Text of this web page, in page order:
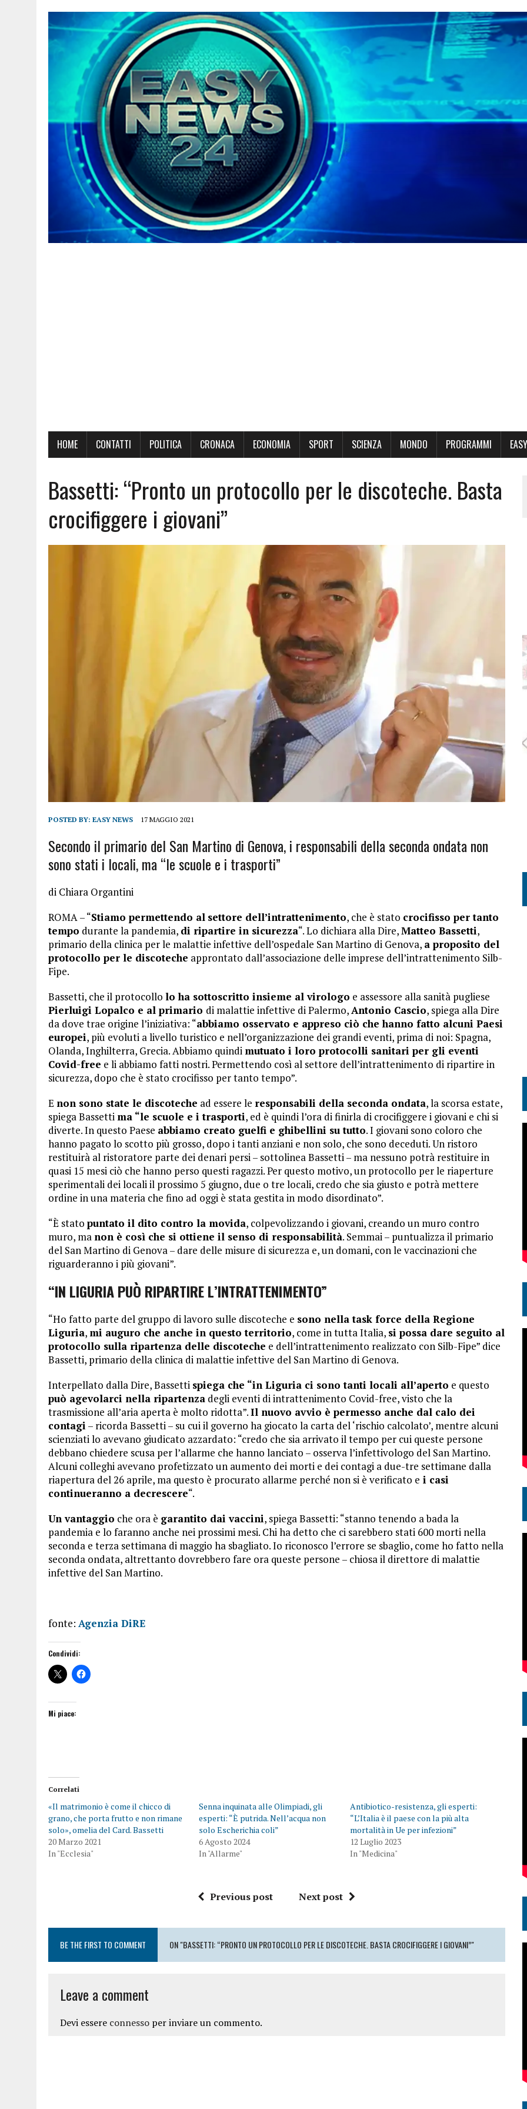
HOME CONTATTI POLITICA CRONACA ECONOMIA SPORT SCIENZA MONDO PROGRAMMI
Bassetti: “Pronto un protocollo per le discoteche. Basta
crocifiggere i giovani”
POSTED BY: EASY NEWS 17 MAGGIO 2021
Secondo il primario del San Martino di Genova, i responsabili della seconda ondata non
sono stati i locali, ma “le scuole e i trasporti”
di Chiara Organtini
ROMA – “Stiamo permettendo al settore dell’intrattenimento, che è stato crocifisso per tanto
tempo durante la pandemia, di ripartire in sicurezza“. Lo dichiara alla Dire,Matteo Bassetti,
primario della clinica per le malattie infettive dell’ospedale San Martino di Genova, a proposito del
protocollo per le discoteche approntato dall’associazione delle imprese dell’intrattenimento Silb-
Fipe.
Bassetti, che il protocollo lo ha sottoscritto insieme al virologo e assessore alla sanità pugliese
Pierluigi Lopalco e al primario di malattie infettive di Palermo,Antonio Cascio, spiega alla Dire
da dove trae origine l’iniziativa: “abbiamo osservato e appreso ciò che hanno fatto alcuni Paesi
europei, più evoluti a livello turistico e nell’organizzazione dei grandi eventi, prima di noi: Spagna,
Olanda, Inghilterra, Grecia. Abbiamo quindi mutuato i loro protocolli sanitari per gli eventi
Covid-free e li abbiamo fatti nostri. Permettendo così al settore dell’intrattenimento di ripartire in
sicurezza, dopo che è stato crocifisso per tanto tempo”.
E non sono state le discoteche ad essere le responsabili della seconda ondata, la scorsa estate,
spiega Bassetti ma “le scuole e i trasporti, ed è quindi l’ora di finirla di crocifiggere i giovani e chi si
diverte. In questo Paese abbiamo creato guelfi e ghibellini su tutto. I giovani sono coloro che
hanno pagato lo scotto più grosso, dopo i tanti anziani e non solo, che sono deceduti. Un ristoro
restituirà al ristoratore parte dei denari persi – sottolinea Bassetti – ma nessuno potrà restituire in
quasi 15 mesi ciò che hanno perso questi ragazzi. Per questo motivo, un protocollo per le riaperture
sperimentali dei locali il prossimo 5 giugno, due o tre locali, credo che sia giusto e potrà mettere
ordine in una materia che fino ad oggi è stata gestita in modo disordinato”.
“È stato puntato il dito contro la movida, colpevolizzando i giovani, creando un muro contro
muro, ma non è così che si ottiene il senso di responsabilità. Semmai – puntualizza il primario
del San Martino di Genova – dare delle misure di sicurezza e, un domani, con le vaccinazioni che
riguarderanno i più giovani”.
“IN LIGURIA PUÒ RIPARTIRE L’INTRATTENIMENTO”
“Ho fatto parte del gruppo di lavoro sulle discoteche e sono nella task force della Regione
Liguria, mi auguro che anche in questo territorio, come in tutta Italia, si possa dare seguito al
protocollo sulla ripartenza delle discoteche e dell’intrattenimento realizzato con Silb-Fipe” dice
Bassetti, primario della clinica di malattie infettive del San Martino di Genova.
Interpellato dalla Dire, Bassetti spiega che “in Liguria ci sono tanti locali all’aperto e questo
può agevolarci nella ripartenza degli eventi di intrattenimento Covid-free, visto che la
trasmissione all’aria aperta è molto ridotta”.Il nuovo avvio è permesso anche dal calo dei
contagi – ricorda Bassetti – su cui il governo ha giocato la carta del ‘rischio calcolato’, mentre alcuni
scienziati lo avevano giudicato azzardato: “credo che sia arrivato il tempo per cui queste persone
debbano chiedere scusa per l’allarme che hanno lanciato – osserva l’infettivologo del San Martino.
Alcuni colleghi avevano profetizzato un aumento dei morti e dei contagi a due-tre settimane dalla
riapertura del 26 aprile, ma questo è procurato allarme perché non si è verificato e i casi
continueranno a decrescere“.
Un vantaggio che ora è garantito dai vaccini, spiega Bassetti: “stanno tenendo a bada la
pandemia e lo faranno anche nei prossimi mesi. Chi ha detto che ci sarebbero stati 600 morti nella
seconda e terza settimana di maggio ha sbagliato. Io riconosco l’errore se sbaglio, come ho fatto nella
seconda ondata, altrettanto dovrebbero fare ora queste persone – chiosa il direttore di malattie
infettive del San Martino.
fonte: Agenzia DiRE
Condividi:
Mi piace:
Correlati
«Il matrimonio è come il chicco di
grano, che porta frutto e non rimane
solo», omelia del Card. Bassetti
20 Marzo 2021
In "Ecclesia"
Senna inquinata alle Olimpiadi, gli
esperti: “È putrida. Nell’acqua non
solo Escherichia coli”
6 Agosto 2024
In "Allarme"
Antibiotico-resistenza, gli esperti:
“L’Italia è il paese con la più alta
mortalità in Ue per infezioni”
12 Luglio 2023
In "Medicina"
Previous post Next post
BE THE FIRST TO COMMENT ON "BASSETTI: “PRONTO UN PROTOCOLLO PER LE DISCOTECHE. BASTA CROCIFIGGERE I GIOVANI”"
Leave a comment
Devi essere connesso per inviare un commento.